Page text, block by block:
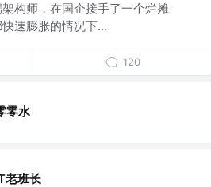
构师，在国企接手了一个烂摊
速膨胀的情况下...
120
零水
老班长